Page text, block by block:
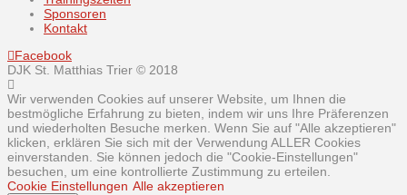
Sponsoren
Kontakt
Facebook
DJK St. Matthias Trier © 2018
Wir verwenden Cookies auf unserer Website, um Ihnen die
bestmögliche Erfahrung zu bieten, indem wir uns Ihre Präferenzen
und wiederholten Besuche merken. Wenn Sie auf "Alle akzeptieren"
klicken, erklären Sie sich mit der Verwendung ALLER Cookies
einverstanden. Sie können jedoch die "Cookie-Einstellungen"
besuchen, um eine kontrollierte Zustimmung zu erteilen.
Cookie Einstellungen Alle akzeptieren